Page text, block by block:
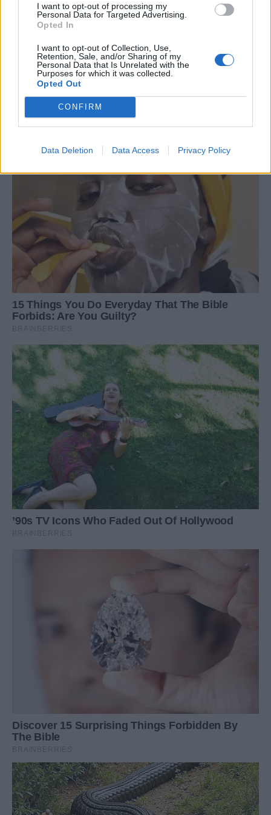
I want to opt-out of processing my
Personal Data for Targeted Advertising.
Opted In
I want to opt-out of Collection, Use,
Retention, Sale, and/or Sharing of my
Personal Data that Is Unrelated with the
Purposes for which it was collected.
Opted Out
CONFIRM
Data Deletion Data Access Privacy Policy